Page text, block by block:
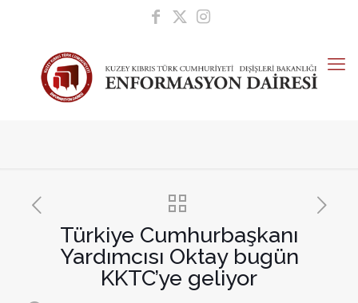
Türkiye Cumhurbaşkanı
Yardımcısı Oktay bugün
KKTC’ye geliyor